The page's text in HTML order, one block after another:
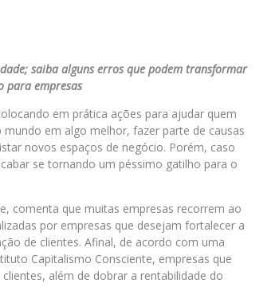
saiba alguns erros que podem transformar
para empresas
em prática ações para ajudar quem
em algo melhor, fazer parte de causas
novos espaços de negócio. Porém, caso
se tornando um péssimo gatilho para o
comenta que muitas empresas recorrem ao
por empresas que desejam fortalecer a
de clientes. Afinal, de acordo com uma
Capitalismo Consciente, empresas que
além de dobrar a rentabilidade do